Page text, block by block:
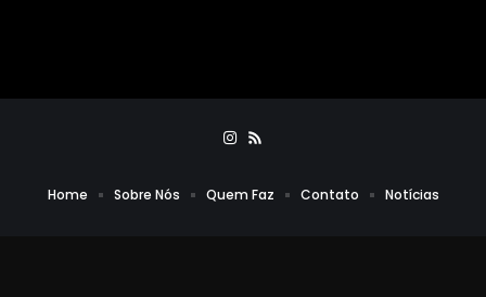
Home Sobre Nós Quem Faz Contato Notícias